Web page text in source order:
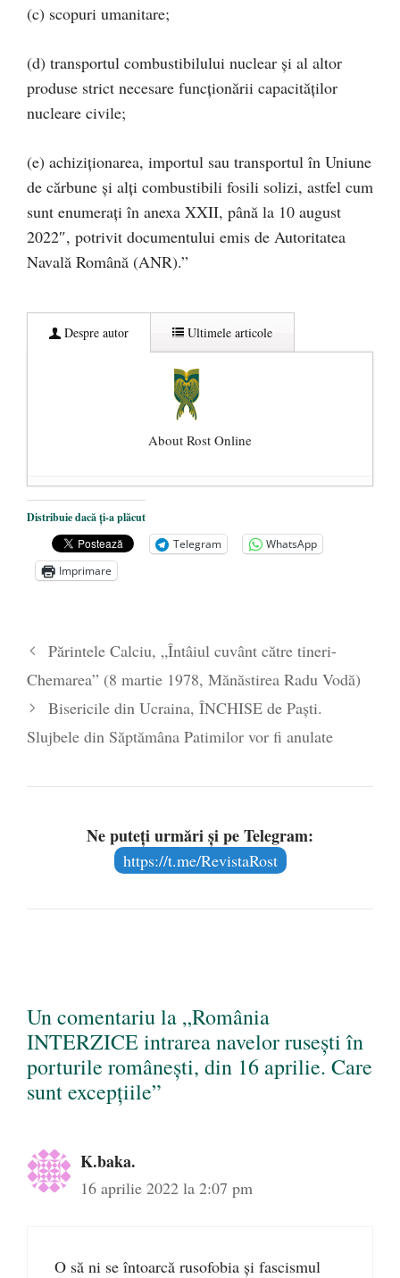
(c) scopuri umanitare;
(d) transportul combustibilului nuclear și al altor
produse strict necesare funcționării capacităților
nucleare civile;
(e) achiziționarea, importul sau transportul în Uniune
de cărbune și alți combustibili fosili solizi, astfel cum
sunt enumerați în anexa XXII, până la 10 august
2022″, potrivit documentului emis de Autoritatea
Navală Română (ANR).”
Despre autor Ultimele articole
About Rost Online
Dezvăluiri cutremurătoare despre
președintele Ucrainei, Volodymyr
Zelensky
- 13 mai 2026
Statul care servește Națiunea
poetului Octavian Goga, înlăturat din Iași
- 16 aprilie 2026
Distribuie dacă ți-a plăcut
Telegram
WhatsApp
Imprimare
Părintele Calciu, „Întâiul cuvânt către tineri-
Chemarea” (8 martie 1978, Mănăstirea Radu Vodă)
Bisericile din Ucraina, ÎNCHISE de Paști.
Slujbele din Săptămâna Patimilor vor fi anulate
Ne puteți urmări și pe Telegram:
https://t.me/RevistaRost
Un comentariu la „România
INTERZICE intrarea navelor rusești în
porturile românești, din 16 aprilie. Care
sunt excepțiile”
K.baka.
16 aprilie 2022 la 2:07 pm
O să ni se întoarcă rusofobia și fascismul